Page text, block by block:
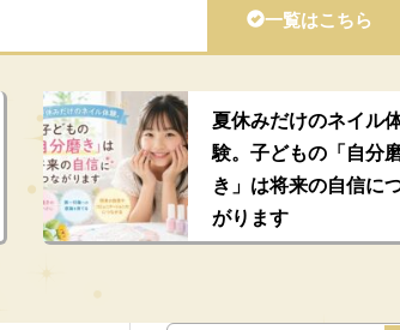
一覧はこちら
夏休みだけのネイル
験。子どもの「自分
き」は将来の自信に
がります